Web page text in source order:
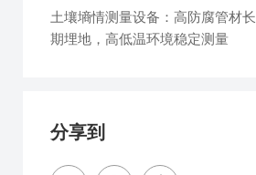
土壤墒情测量设备：高防腐管材长
期埋地，高低温环境稳定测量
分享到